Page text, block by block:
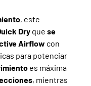
, este
Dry que se
Airflow con
para potenciar
es máxima
, mientras